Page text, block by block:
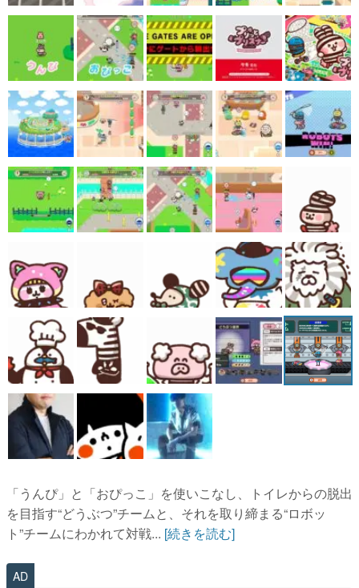
その他
電ファミニコゲーマーとは？
運営：株式会社マレ
「うんぴ」と「おぴっこ」を使いこなし、トイレからの脱出
を目指す“どうぶつ”チームと、それを取り締まる“ロボッ
ト”チームにわかれて対戦... [続きを読む]
AD